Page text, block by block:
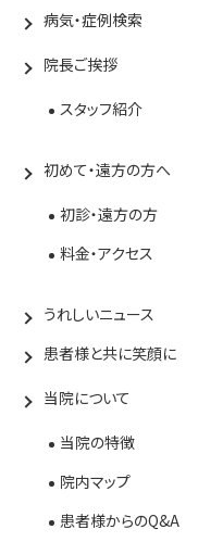
病気・症例検索
院長ご挨拶
スタッフ紹介
初めて・遠方の方へ
初診・遠方の方
料金・アクセス
うれしいニュース
患者様と共に笑顔に
当院について
当院の特徴
院内マップ
患者様からのQ&A